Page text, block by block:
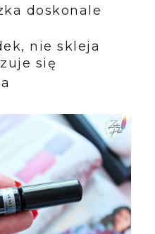
doskonale
nie skleja
się